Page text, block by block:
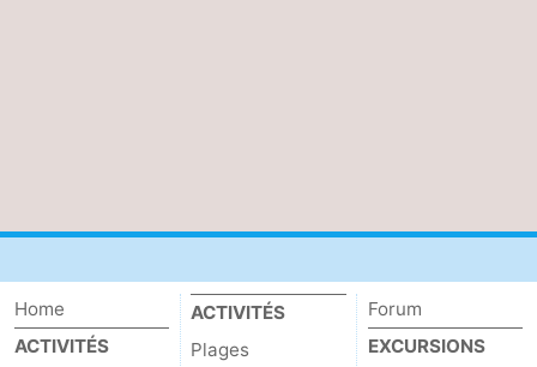
Home
ACTIVITÉS
ACTIVITÉS
Plages
Forum
EXCURSIONS